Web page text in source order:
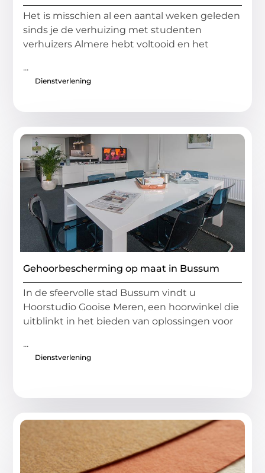
Het is misschien al een aantal weken geleden
sinds je de verhuizing met studenten
verhuizers Almere hebt voltooid en het
...
Dienstverlening
Gehoorbescherming op maat in Bussum
In de sfeervolle stad Bussum vindt u
Hoorstudio Gooise Meren, een hoorwinkel die
uitblinkt in het bieden van oplossingen voor
...
Dienstverlening